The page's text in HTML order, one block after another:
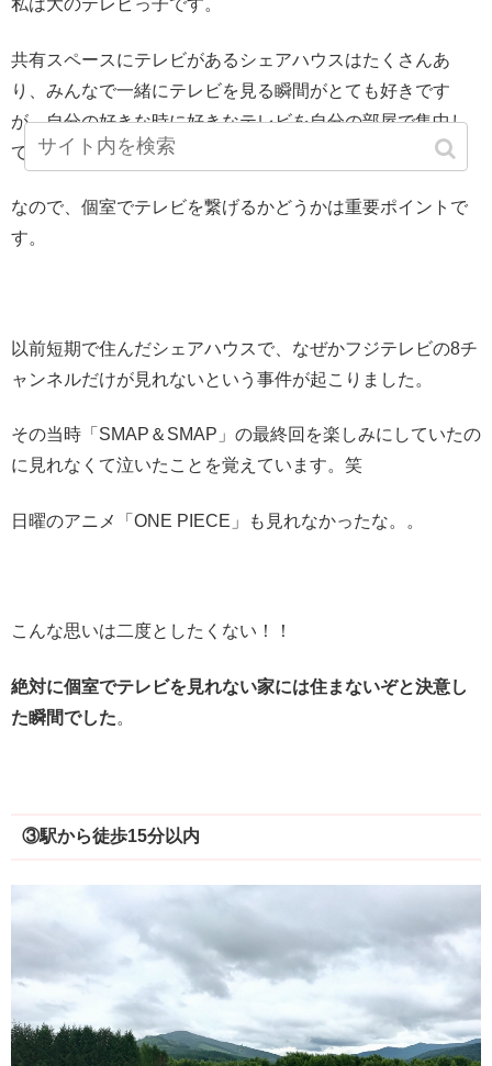
私は大のテレビっ子です。
共有スペースにテレビがあるシェアハウスはたくさんあ
り、みんなで一緒にテレビを見る瞬間がとても好きです
が、自分の好きな時に好きなテレビを自分の部屋で集中し
て見たいときもあります。
なので、個室でテレビを繋げるかどうかは重要ポイントで
す。
以前短期で住んだシェアハウスで、なぜかフジテレビの8チ
ャンネルだけが見れないという事件が起こりました。
その当時「SMAP＆SMAP」の最終回を楽しみにしていたの
に見れなくて泣いたことを覚えています。笑
日曜のアニメ「ONE PIECE」も見れなかったな。。
こんな思いは二度としたくない！！
絶対に個室でテレビを見れない家には住まないぞと決意し
た瞬間でした。
③駅から徒歩15分以内